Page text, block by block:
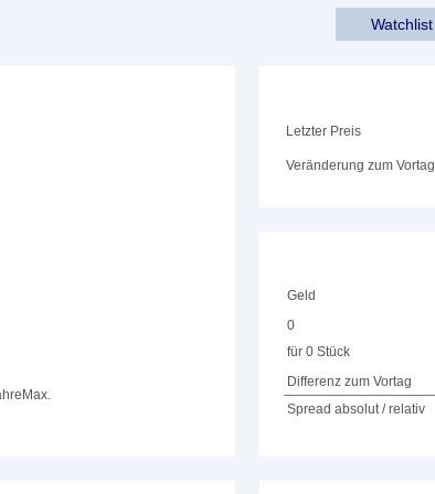
Watchlist
Max.
Letzter Preis
Veränderung zum Vortag
Geld
0
für 0 Stück
Differenz zum Vortag
Spread absolut / relativ